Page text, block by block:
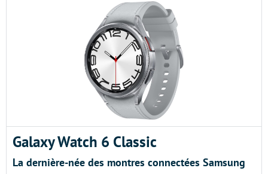
Galaxy Watch 6 Classic
La dernière-née des montres connectées Samsung